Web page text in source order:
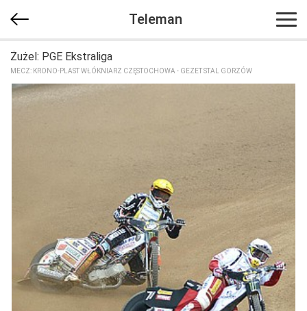
Teleman
Żużel: PGE Ekstraliga
MECZ: KRONO-PLAST WŁÓKNIARZ CZĘSTOCHOWA - GEZET STAL GORZÓW